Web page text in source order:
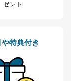
ゼント
特典付き